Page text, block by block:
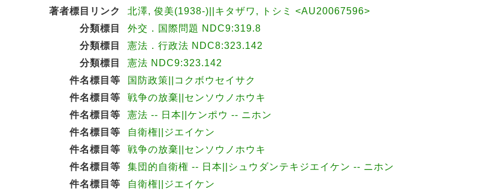
著者標目リンク
北澤, 俊美(1938-)||キタザワ, トシミ <AU20067596>
分類標目
外交．国際問題 NDC9:319.8
分類標目
憲法．行政法 NDC8:323.142
分類標目
憲法 NDC9:323.142
件名標目等
国防政策||コクボウセイサク
件名標目等
戦争の放棄||センソウノホウキ
件名標目等
憲法 -- 日本||ケンポウ -- ニホン
件名標目等
自衛権||ジエイケン
件名標目等
戦争の放棄||センソウノホウキ
件名標目等
集団的自衛権 -- 日本||シュウダンテキジエイケン -- ニホン
件名標目等
自衛権||ジエイケン